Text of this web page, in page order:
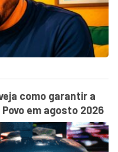
como garantir a
em agosto 2026